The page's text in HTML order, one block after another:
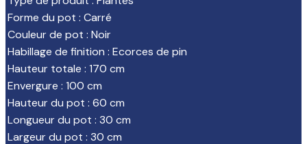
Forme du pot : Carré
Couleur de pot : Noir
Habillage de finition : Ecorces de pin
Hauteur totale : 170 cm
Envergure : 100 cm
Hauteur du pot : 60 cm
Longueur du pot : 30 cm
Largeur du pot : 30 cm